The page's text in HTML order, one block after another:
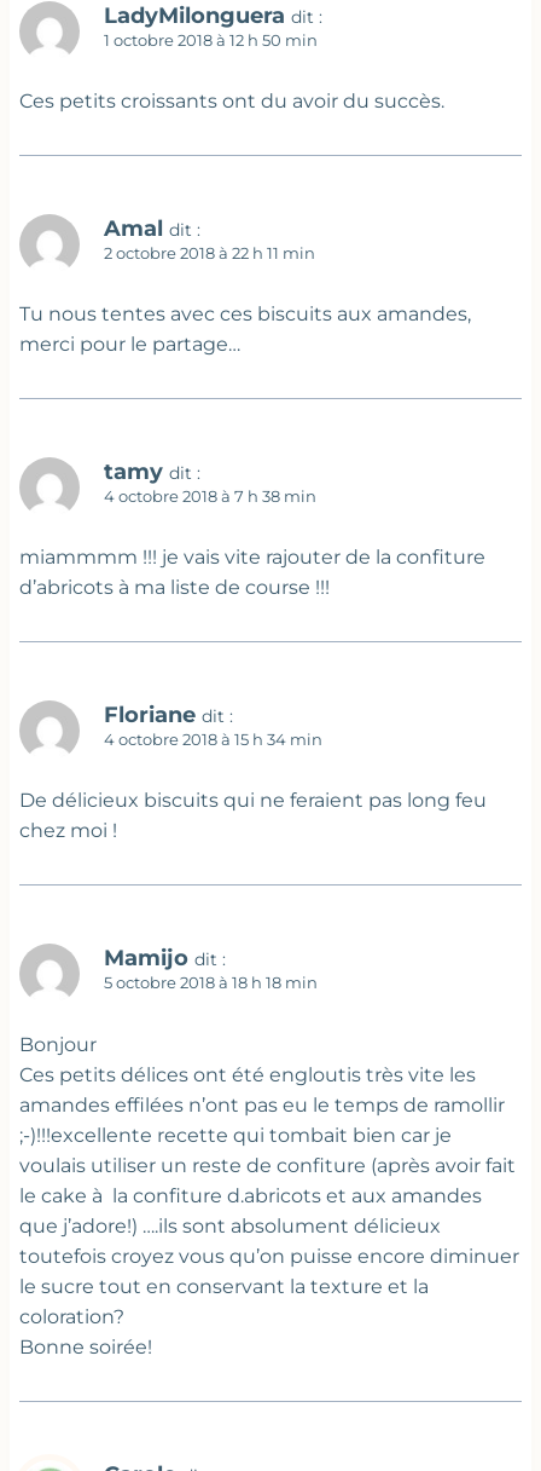
LadyMilonguera dit :
1 octobre 2018 à 12 h 50 min
Ces petits croissants ont du avoir du succès.
Amal dit :
2 octobre 2018 à 22 h 11 min
Tu nous tentes avec ces biscuits aux amandes,
merci pour le partage…
tamy dit :
4 octobre 2018 à 7 h 38 min
miammmm !!! je vais vite rajouter de la confiture
d’abricots à ma liste de course !!!
Floriane dit :
4 octobre 2018 à 15 h 34 min
De délicieux biscuits qui ne feraient pas long feu
chez moi !
Mamijo dit :
5 octobre 2018 à 18 h 18 min
Bonjour
Ces petits délices ont été engloutis très vite les
amandes effilées n’ont pas eu le temps de ramollir
;-)!!!excellente recette qui tombait bien car je
voulais utiliser un reste de confiture (après avoir fait
le cake à la confiture d.abricots et aux amandes
que j’adore!) ….ils sont absolument délicieux
toutefois croyez vous qu’on puisse encore diminuer
le sucre tout en conservant la texture et la
coloration?
Bonne soirée!